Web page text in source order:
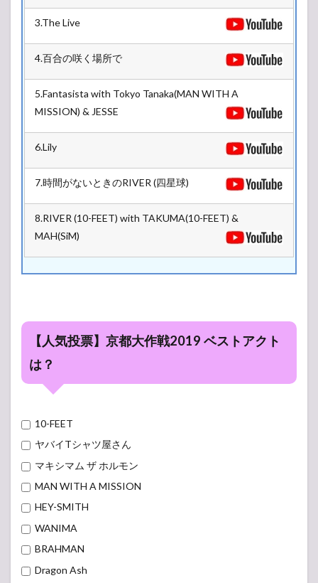
ノ舞
台
3.The Live
4.百合の咲く場所で
5.Fantasista with Tokyo Tanaka(MAN WITH A
MISSION) & JESSE
6.Lily
7.時間がないときのRIVER (四星球)
8.RIVER (10-FEET) with TAKUMA(10-FEET) &
MAH(SiM)
【人気投票】京都大作戦2019 ベストアクト
は？
10-FEET
ヤバイTシャツ屋さん
マキシマム ザ ホルモン
MAN WITH A MISSION
HEY-SMITH
WANIMA
BRAHMAN
Dragon Ash